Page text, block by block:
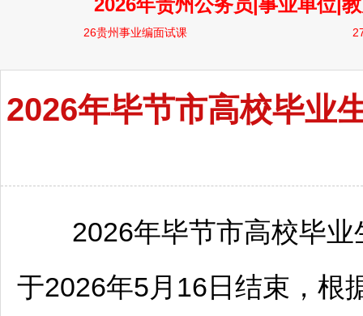
2026年毕节市高校毕业
2026年毕节市高校毕业
于2026年5月16日结束，根